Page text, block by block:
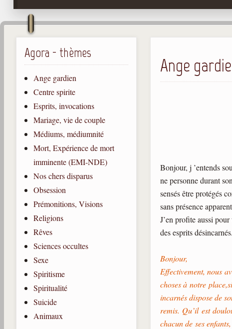
Agora - thèmes
Ange gardien
Centre spirite
Esprits, invocations
Mariage, vie de couple
Médiums, médiumnité
Mort, Expérience de mort
imminente (EMI-NDE)
Nos chers disparus
Obsession
Prémonitions, Visions
Religions
Rêves
Sciences occultes
Sexe
Spiritisme
Spiritualité
Suicide
Animaux
Ange
Bonjour, j ’entends
ne personne durant
sensés être protégés
sans présence
J’en profite aussi
des esprits désincarnés.
Bonjour,
Effectivement, nous
choses à notre
incarnés dispose de
remis. Qu’il est
chacun de ses